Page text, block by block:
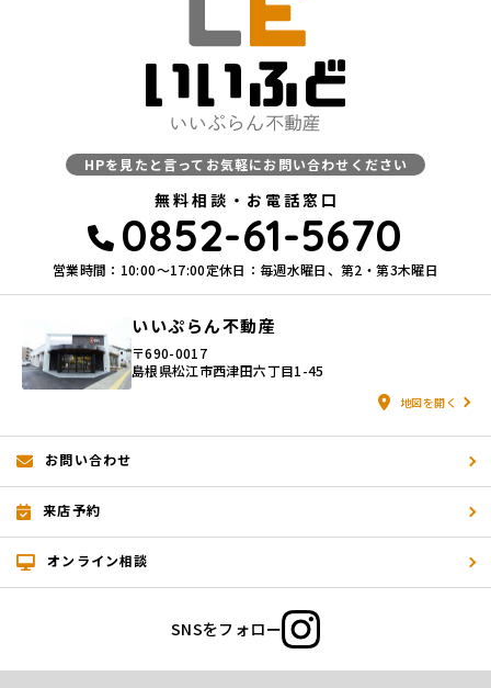
HPを見たと言ってお気軽にお問い合わせください
無料相談・お電話窓口
0852-61-5670
営業時間：10:00〜17:00定休日：毎週水曜日、第2・第3木曜日
いいぷらん不動産
〒690-0017
島根県松江市西津田六丁目1-45
地図を開く
お問い合わせ
来店予約
オンライン相談
SNSをフォロー